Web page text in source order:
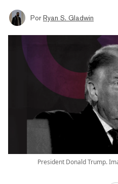
Por Ryan S. Gladwin
President Donald Trump.